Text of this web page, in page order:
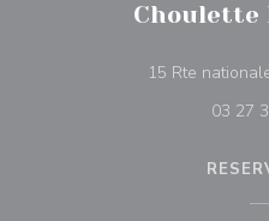
Choulette
15 Rte
03 27